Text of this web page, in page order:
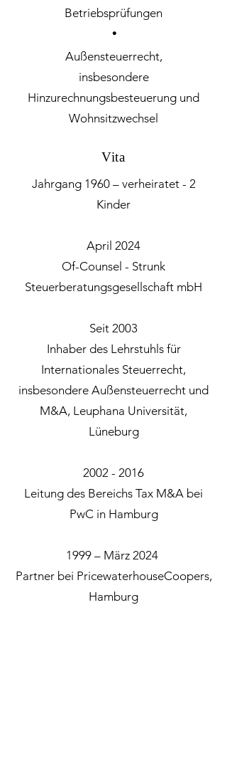
Betriebsprüfungen
・
Außensteuerrecht,
insbesondere
Hinzurechnungsbesteuerung und
Wohnsitzwechsel
Vita
Jahrgang 1960 – verheiratet - 2
Kinder
April 2024
Of-Counsel - Strunk
Steuerberatungsgesellschaft mbH
Seit 2003
Inhaber des Lehrstuhls für
Internationales Steuerrecht,
insbesondere Außensteuerrecht und
M&A, Leuphana Universität,
Lüneburg
2002 - 2016
Leitung des Bereichs Tax M&A bei
PwC in Hamburg
1999 – März 2024
Partner bei PricewaterhouseCoopers,
Hamburg